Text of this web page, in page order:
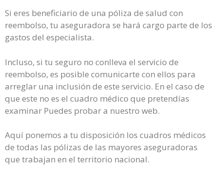
Si eres beneficiario de una póliza de salud con
reembolso, tu aseguradora se hará cargo parte de los
gastos del especialista.
Incluso, si tu seguro no conlleva el servicio de
reembolso, es posible comunicarte con ellos para
arreglar una inclusión de este servicio. En el caso de
que este no es el cuadro médico que pretendías
examinar Puedes probar a nuestro web.
Aquí ponemos a tu disposición los cuadros médicos
de todas las pólizas de las mayores aseguradoras
que trabajan en el territorio nacional.